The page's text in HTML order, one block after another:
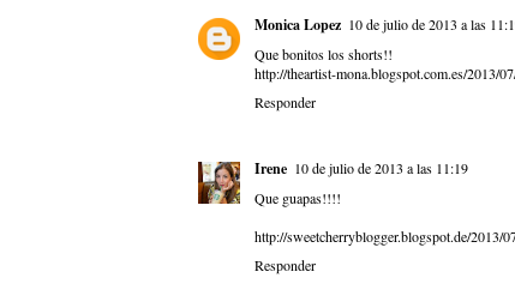
Monica Lopez 10 de julio de 2013 a las
Que bonitos los shorts!!
http://theartist-mona.blogspot.com.es/2013/
Responder
Irene 10 de julio de 2013 a las 11:19
Que guapas!!!!
http://sweetcherryblogger.blogspot.de/2013/
Responder